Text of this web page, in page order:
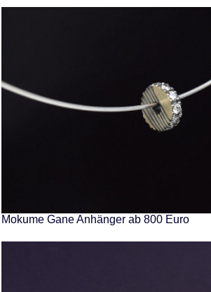
Mokume Gane Anhänger ab 800 Euro